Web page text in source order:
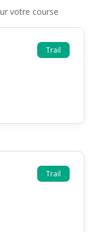
votre course
Trail
Trail